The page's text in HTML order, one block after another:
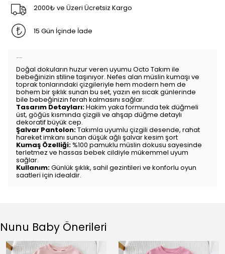
2000₺ ve Üzeri Ücretsiz Kargo
15 Gün İçinde İade
Doğal dokuların huzur veren uyumu Octo Takım ile
bebeğinizin stiline taşınıyor. Nefes alan müslin kumaşı ve
toprak tonlarındaki çizgileriyle hem modern hem de
bohem bir şıklık sunan bu set, yazın en sıcak günlerinde
bile bebeğinizin ferah kalmasını sağlar.
Tasarım Detayları:Hakim yaka formunda tek düğmeli
üst, göğüs kısmında çizgili ve ahşap düğme detaylı
dekoratif büyük cep.
Şalvar Pantolon:Takımla uyumlu çizgili desende, rahat
hareket imkanı sunan düşük ağlı şalvar kesim şort
Kumaş Özelliği:%100 pamuklu müslin dokusu sayesinde
terletmez ve hassas bebek cildiyle mükemmel uyum
sağlar.
Kullanım:Günlük şıklık, sahil gezintileri ve konforlu oyun
saatleri için idealdir.
Nunu Baby Önerileri